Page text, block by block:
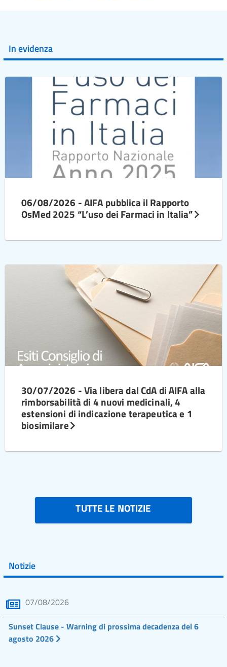
In evidenza
06/08/2026 - AIFA pubblica il Rapporto
OsMed 2025 “L’uso dei Farmaci in Italia”
30/07/2026 - Via libera dal CdA di AIFA alla
rimborsabilità di 4 nuovi medicinali, 4
estensioni di indicazione terapeutica e 1
biosimilare
TUTTE LE NOTIZIE
Notizie
07/08/2026
Sunset Clause - Warning di prossima decadenza del 6
agosto 2026